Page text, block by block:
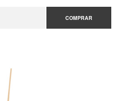
COMPRAR